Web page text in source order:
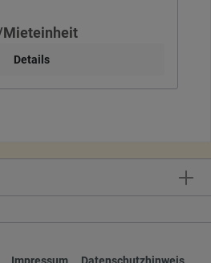
Mieteinheit
Details